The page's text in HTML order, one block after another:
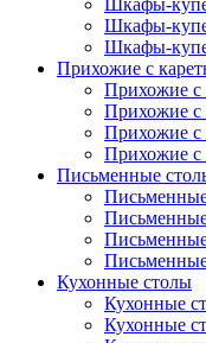
Шкафы-купе
Шкафы-
Шкафы-
Прихожие с
Прихожие с
Прихожие с
Прихожие с
Прихожие с
Письменные
Кухонные столы
Кухонные
Кухонные